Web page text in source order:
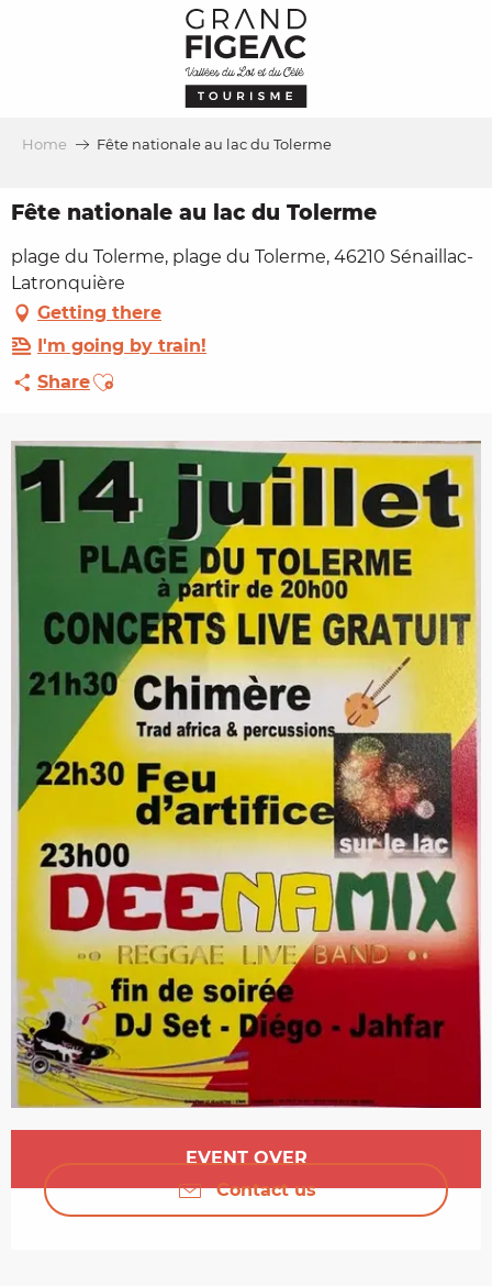
Home Fête nationale au lac du Tolerme
Fête nationale au lac du Tolerme
plage du Tolerme, plage du Tolerme, 46210 Sénaillac-
Latronquière
Getting there
I'm going by train!
ShareAjouter aux favoris
Opening hours & contact details
EVENT OVER
Contact us